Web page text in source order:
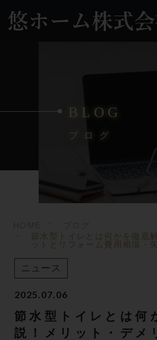
BLOG
ブログ
節水型トイレとは何かを徹底
ットとリフォーム費用相場・
ニュース
2025.07.06
節水型トイレとは何
説！メリット・デメ